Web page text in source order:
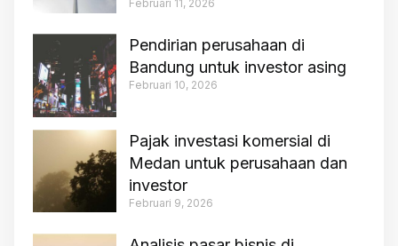
Februari 11, 2026
Pendirian perusahaan di
Bandung untuk investor asing
Februari 10, 2026
Pajak investasi komersial di
Medan untuk perusahaan dan
investor
Februari 9, 2026